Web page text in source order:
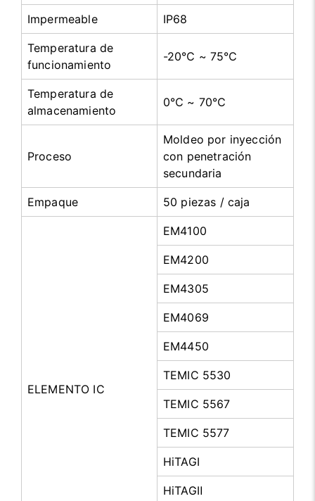
Impermeable IP68
Temperatura de
funcionamiento
-20℃ ~ 75℃
Temperatura de
almacenamiento
0℃ ~ 70℃
Proceso
Moldeo por inyección
con penetración
secundaria
Empaque 50 piezas / caja
ELEMENTO IC
EM4100
EM4200
EM4305
EM4069
EM4450
TEMIC 5530
TEMIC 5567
TEMIC 5577
HiTAGⅠ
HiTAGⅡ